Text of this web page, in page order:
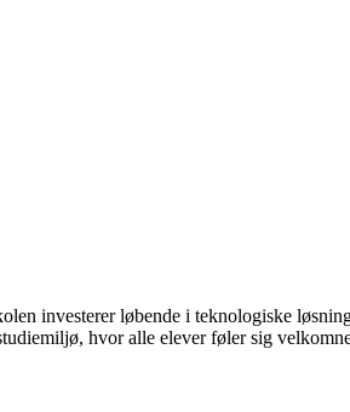
investerer løbende i teknologiske
hvor alle elever føler sig